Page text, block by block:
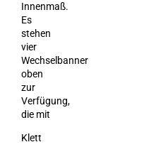
Innenmaß.
Es
stehen
vier
Wechselbanner
oben
zur
Verfügung,
die mit
Klett